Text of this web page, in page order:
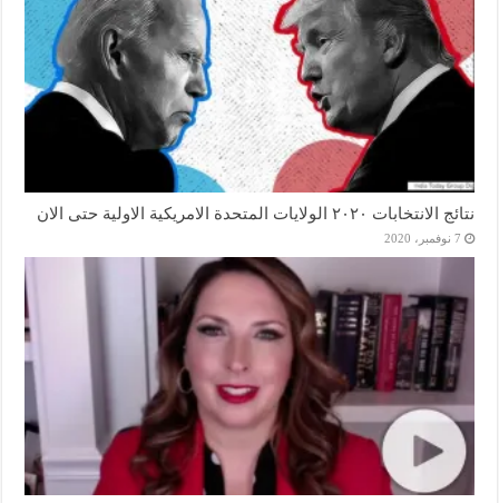
نتائج الانتخابات ٢٠٢٠ الولايات المتحدة الامريكية الاولية حتى الان
7 نوفمبر، 2020